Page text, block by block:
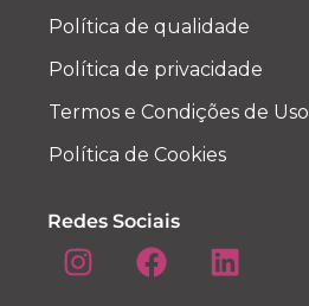
Política de qualidade
Política de privacidade
Termos e Condições de Uso
Política de Cookies
Redes Sociais